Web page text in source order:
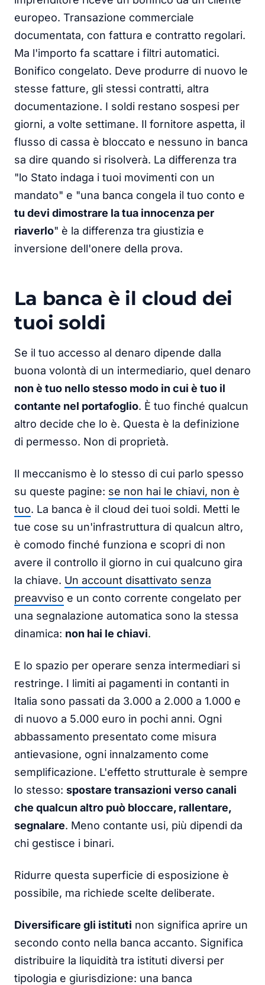
europeo. Transazione commerciale
documentata, con fattura e contratto regolari.
Ma l'importo fa scattare i filtri automatici.
Bonifico congelato. Deve produrre di nuovo le
stesse fatture, gli stessi contratti, altra
documentazione. I soldi restano sospesi per
giorni, a volte settimane. Il fornitore aspetta, il
flusso di cassa è bloccato e nessuno in banca
sa dire quando si risolverà. La differenza tra
"lo Stato indaga i tuoi movimenti con un
mandato" e "una banca congela il tuo conto e
tu devi dimostrare la tua innocenza per
riaverlo" è la differenza tra giustizia e
inversione dell'onere della prova.
La banca è il cloud dei
tuoi soldi
Se il tuo accesso al denaro dipende dalla
buona volontà di un intermediario, quel denaro
non è tuo nello stesso modo in cui è tuo il
contante nel portafoglio. È tuo finché qualcun
altro decide che lo è. Questa è la definizione
di permesso. Non di proprietà.
Il meccanismo è lo stesso di cui parlo spesso
su queste pagine: se non hai le chiavi, non è
tuo. La banca è il cloud dei tuoi soldi. Metti le
tue cose su un'infrastruttura di qualcun altro,
è comodo finché funziona e scopri di non
avere il controllo il giorno in cui qualcuno gira
la chiave. Un account disattivato senza
preavviso e un conto corrente congelato per
una segnalazione automatica sono la stessa
dinamica: non hai le chiavi.
E lo spazio per operare senza intermediari si
restringe. I limiti ai pagamenti in contanti in
Italia sono passati da 3.000 a 2.000 a 1.000 e
di nuovo a 5.000 euro in pochi anni. Ogni
abbassamento presentato come misura
antievasione, ogni innalzamento come
semplificazione. L'effetto strutturale è sempre
lo stesso: spostare transazioni verso canali
che qualcun altro può bloccare, rallentare,
segnalare. Meno contante usi, più dipendi da
chi gestisce i binari.
Ridurre questa superficie di esposizione è
possibile, ma richiede scelte deliberate.
Diversificare gli istituti non significa aprire un
secondo conto nella banca accanto. Significa
distribuire la liquidità tra istituti diversi per
tipologia e giurisdizione: una banca